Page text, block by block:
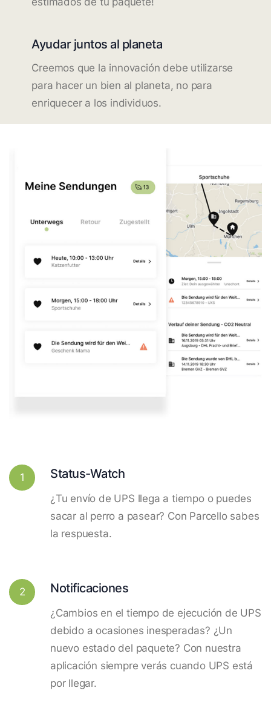
Ayudar juntos al planeta
Creemos que la innovación debe utilizarse
para hacer un bien al planeta, no para
enriquecer a los individuos.
1 Status-Watch
¿Tu envío de UPS llega a tiempo o puedes
sacar al perro a pasear? Con Parcello sabes
la respuesta.
2 Notificaciones
¿Cambios en el tiempo de ejecución de UPS
debido a ocasiones inesperadas? ¿Un
nuevo estado del paquete? Con nuestra
aplicación siempre verás cuando UPS está
por llegar.